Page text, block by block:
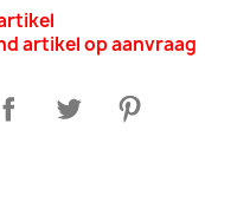
artikel op aanvraag